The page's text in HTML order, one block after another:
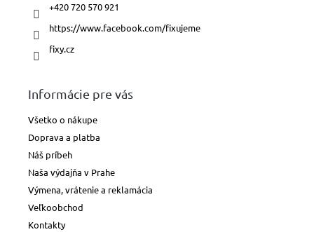
+420 720 570 921
https://www.facebook.com/fixujeme
fixy.cz
Informácie pre vás
Všetko o nákupe
Doprava a platba
Náš príbeh
Naša výdajňa v Prahe
Výmena, vrátenie a reklamácia
Veľkoobchod
Kontakty